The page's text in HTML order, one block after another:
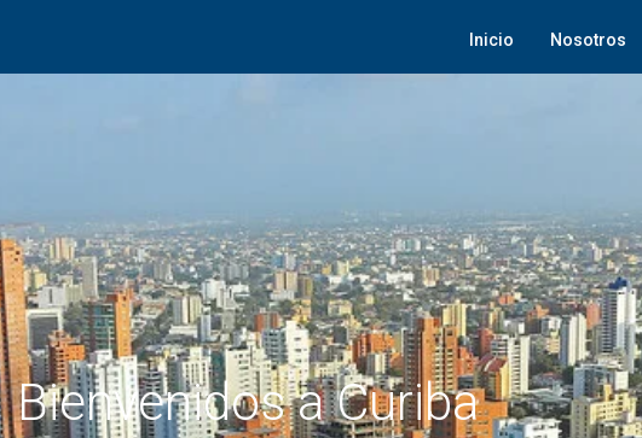
Inicio Nosotros
Bienvenidos a Curiba